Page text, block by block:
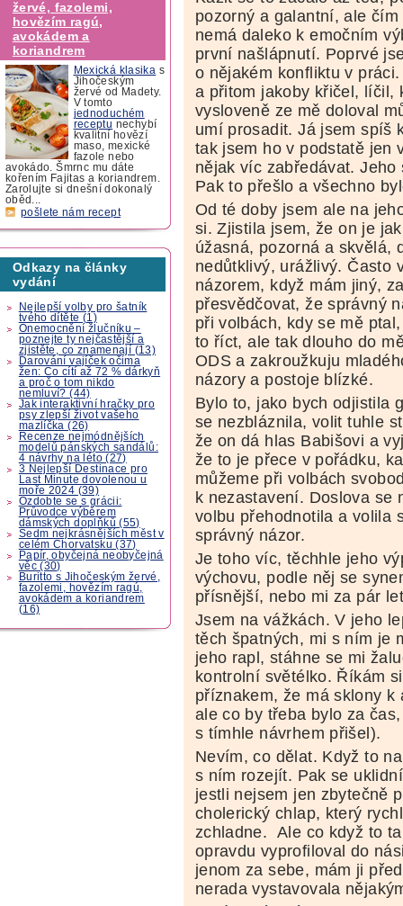
žervé, fazolemi,
hovězím ragú,
avokádem a
koriandrem
Mexická klasika s
Jihočeským
žervé od Madety.
V tomto
jednoduchém
receptu nechybí
kvalitní hovězí
maso, mexické
fazole nebo
avokádo. Šmrnc mu dáte
kořením Fajitas a koriandrem.
Zarolujte si dnešní dokonalý
oběd...
pošlete nám recept
Odkazy na články
vydání
Nejlepší volby pro šatník
tvého dítěte (1)
Onemocnění žlučníku –
poznejte ty nejčastější a
zjistěte, co znamenají (13)
Darování vajíček očima
žen: Co cítí až 72 % dárkyň
a proč o tom nikdo
nemluví? (44)
Jak interaktivní hračky pro
psy zlepší život vašeho
mazlíčka (26)
Recenze nejmódnějších
modelů pánských sandálů:
4 návrhy na léto (27)
3 Nejlepší Destinace pro
Last Minute dovolenou u
moře 2024 (39)
Ozdobte se s grácii:
Průvodce výběrem
dámských doplňků (55)
Sedm nejkrásnějších měst v
celém Chorvatsku (37)
Papír, obyčejná neobyčejná
věc (30)
Buritto s Jihočeským žervé,
fazolemi, hovězím ragú,
avokádem a koriandrem
(16)
pozorný a galantní, ale
nemá daleko k emočním
první našlápnutí. Poprvé
o nějakém konfliktu v
a přitom jakoby křičel, líčil,
vysloveně ze mě doloval
umí prosadit. Já jsem spíš
tak jsem ho v podstatě jen
nějak víc zabředávat.
Pak to přešlo a všechno
Od té doby jsem ale na
si. Zjistila jsem, že on je
úžasná, pozorná a skvělá,
nedůtklivý, urážlivý. Často
názorem, když mám jiný,
přesvědčovat, že správný
při volbách, kdy se mě
to říct, ale tak dlouho do
ODS a zakroužkuju
názory a postoje blízké.
Bylo to, jako bych odjistila
se nezbláznila, volit tuhle
že on dá hlas Babišovi a
že to je přece v pořádku,
můžeme při volbách
k nezastavení. Doslova se
volbu přehodnotila a volila
správný názor.
Je toho víc, těchhle jeho
výchovu, podle něj se
přísnější, nebo mi za pár
Jsem na vážkách. V jeho
těch špatných, mi s ním je
jeho rapl, stáhne se mi
kontrolní světélko. Říkám
příznakem, že má sklony
ale co by třeba bylo za
s tímhle návrhem přišel).
Nevím, co dělat. Když to
s ním rozejít. Pak se
jestli nejsem jen zbytečně
cholerický chlap, který
zchladne. Ale co když to
opravdu vyprofiloval do
jenom za sebe, mám ji
nerada vystavovala